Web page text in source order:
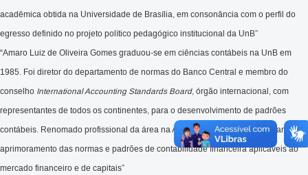
acadêmica obtida na Universidade de Brasília, em consonância com o perfil do
egresso definido no projeto político pedagógico institucional da UnB”
“Amaro Luiz de Oliveira Gomes graduou-se em ciências contábeis na UnB em
1985. Foi diretor do departamento de normas do Banco Central e membro do
conselho International Accounting Standards Board, órgão internacional, com
representantes de todos os continentes, para o desenvolvimento de padrões
contábeis. Renomado profissional da área na América Latina, contribuiu para o
aprimoramento das normas e padrões de contabilidade financeira aplicáveis ao
mercado financeiro e de capitais”